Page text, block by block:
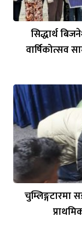
सिद्धार्थ
वार्षिकोत्सव
चुम्लिङ्गटारमा